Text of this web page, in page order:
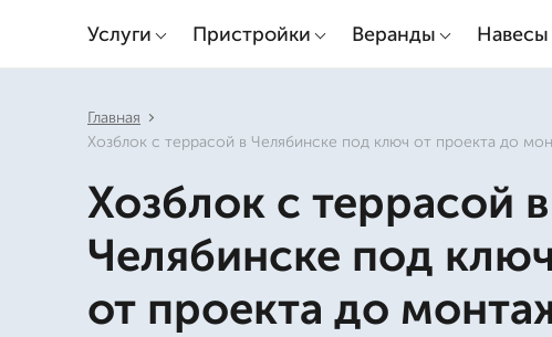
Услуги Пристройки Веранды Навесы
Главная
Хозблок с террасой в Челябинске под ключ от проекта до
Хозблок с террасой в
Челябинске под ключ
от проекта до